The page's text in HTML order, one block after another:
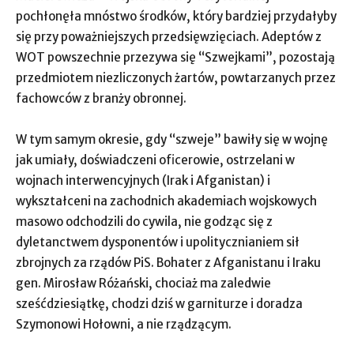
pochłonęła mnóstwo środków, który bardziej przydałyby
się przy poważniejszych przedsięwzięciach. Adeptów z
WOT powszechnie przezywa się “Szwejkami”, pozostają
przedmiotem niezliczonych żartów, powtarzanych przez
fachowców z branży obronnej.
W tym samym okresie, gdy “szweje” bawiły się w wojnę
jak umiały, doświadczeni oficerowie, ostrzelani w
wojnach interwencyjnych (Irak i Afganistan) i
wykształceni na zachodnich akademiach wojskowych
masowo odchodzili do cywila, nie godząc się z
dyletanctwem dysponentów i upolitycznianiem sił
zbrojnych za rządów PiS. Bohater z Afganistanu i Iraku
gen. Mirosław Różański, chociaż ma zaledwie
sześćdziesiątkę, chodzi dziś w garniturze i doradza
Szymonowi Hołowni, a nie rządzącym.